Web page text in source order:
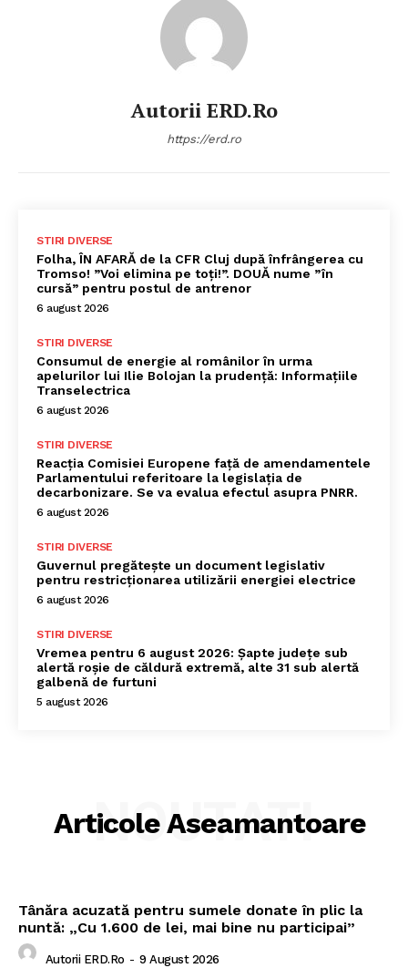
Autorii ERD.ro
https://erd.ro
STIRI DIVERSE
Folha, ÎN AFARĂ de la CFR Cluj după înfrângerea cu
Tromso! ”Voi elimina pe toți!”. DOUĂ nume ”în
cursă” pentru postul de antrenor
6 august 2026
STIRI DIVERSE
Consumul de energie al românilor în urma
apelurilor lui Ilie Bolojan la prudență: Informațiile
Transelectrica
6 august 2026
STIRI DIVERSE
Reacția Comisiei Europene față de amendamentele
Parlamentului referitoare la legislația de
decarbonizare. Se va evalua efectul asupra PNRR.
6 august 2026
STIRI DIVERSE
Guvernul pregătește un document legislativ
pentru restricționarea utilizării energiei electrice
6 august 2026
STIRI DIVERSE
Vremea pentru 6 august 2026: Șapte județe sub
alertă roșie de căldură extremă, alte 31 sub alertă
galbenă de furtuni
5 august 2026
Articole Aseamantoare
NOUTATI
Tânăra acuzată pentru sumele donate în plic la
nuntă: „Cu 1.600 de lei, mai bine nu participai”
Autorii ERD.ro - 9 August 2026